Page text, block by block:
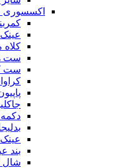
اکسسوری
عینک
کلاه
ست
ست
بند
شال